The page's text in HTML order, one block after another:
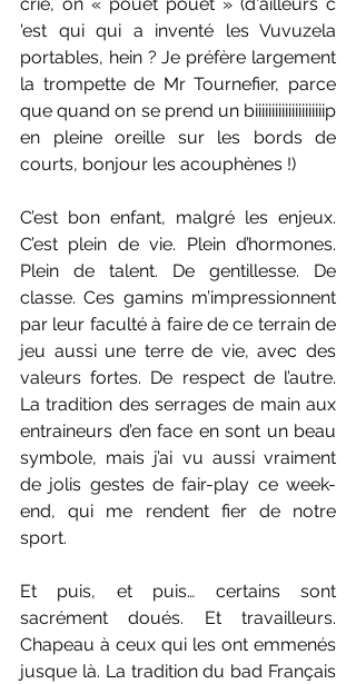
crie, on « pouet pouet » (d'ailleurs c
'est qui qui a inventé les Vuvuzela
portables, hein ? Je préfère largement
la trompette de Mr Tournefier, parce
que quand on se prend un biiiiiiiiiiiiiiiiiiiiip
en pleine oreille sur les bords de
courts, bonjour les acouphènes !)
C’est bon enfant, malgré les enjeux.
C’est plein de vie. Plein d’hormones.
Plein de talent. De gentillesse. De
classe. Ces gamins m’impressionnent
par leur faculté à faire de ce terrain de
jeu aussi une terre de vie, avec des
valeurs fortes. De respect de l’autre.
La tradition des serrages de main aux
entraineurs d’en face en sont un beau
symbole, mais j’ai vu aussi vraiment
de jolis gestes de fair-play ce week-
end, qui me rendent fier de notre
sport.
Et puis, et puis… certains sont
sacrément doués. Et travailleurs.
Chapeau à ceux qui les ont emmenés
jusque là. La tradition du bad Français